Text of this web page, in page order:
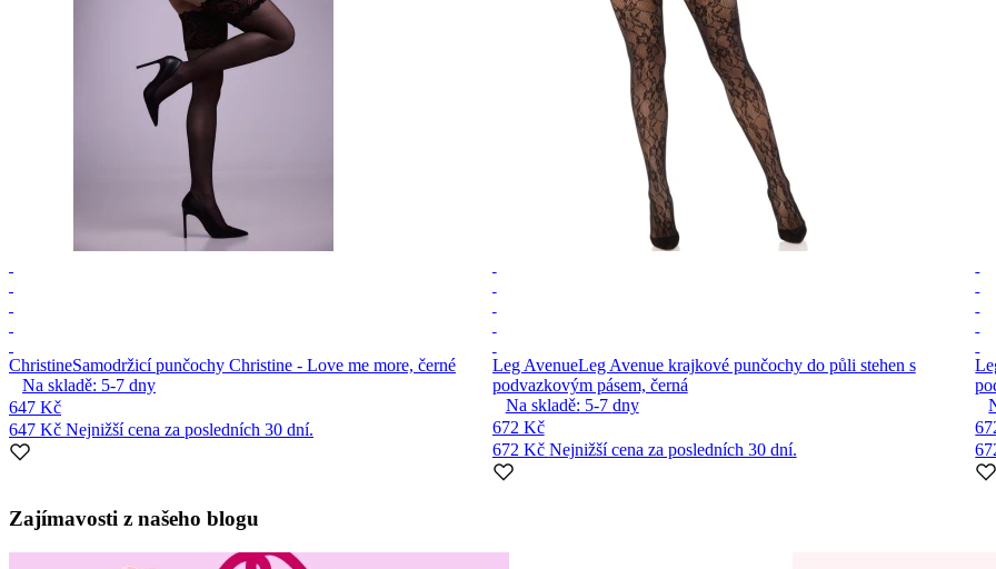
ChristineSamodržicí punčochy Christine - Love me more, černé
Na skladě: 5-7 dny
647 Kč
647 Kč Nejnižší cena za posledních 30 dní.
Leg AvenueLeg Avenue krajkové punčochy do půli stehen s
podvazkovým pásem, černá
Na skladě: 5-7 dny
672 Kč
672 Kč Nejnižší cena za posledních 30 dní.
1
4
Zajímavosti z našeho blogu